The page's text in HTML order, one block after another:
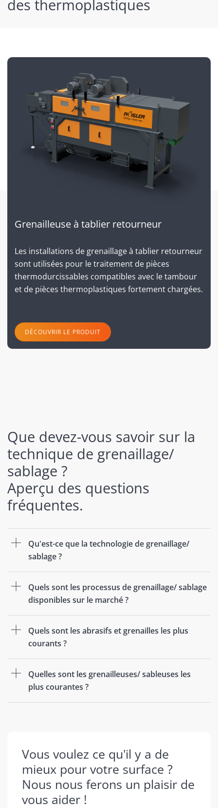
des thermoplastiques
Grenailleuse à tablier retourneur
Les installations de grenaillage à tablier retourneur
sont utilisées pour le traitement de pièces
thermodurcissables compatibles avec le tambour
et de pièces thermoplastiques fortement chargées.
DÉCOUVRIR LE PRODUIT
Que devez-vous savoir sur la
technique de grenaillage/
sablage ?
Aperçu des questions
fréquentes.
Qu'est-ce que la technologie de grenaillage/
sablage ?
Quels sont les processus de grenaillage/ sablage
disponibles sur le marché ?
Quels sont les abrasifs et grenailles les plus
courants ?
Quelles sont les grenailleuses/ sableuses les
plus courantes ?
Vous voulez ce qu'il y a de
mieux pour votre surface ?
Nous nous ferons un plaisir de
vous aider !